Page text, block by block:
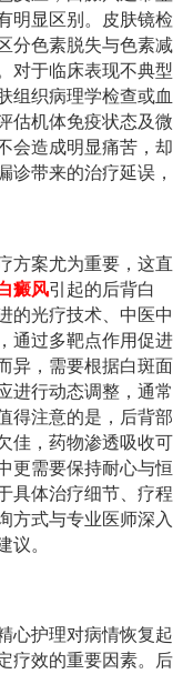
明显区别。皮肤镜检
分色素脱失与色素减
对于临床表现不典型
组织病理学检查或血
估机体免疫状态及微
会造成明显痛苦，却
诊带来的治疗延误，
方案尤为重要，这直
癜风引起的后背白
的光疗技术、中医中
通过多靶点作用促进
异，需要根据白斑面
进行动态调整，通常
得注意的是，后背部
佳，药物渗透吸收可
更需要保持耐心与恒
具体治疗细节、疗程
方式与专业医师深入
议。
心护理对病情恢复起
疗效的重要因素。后